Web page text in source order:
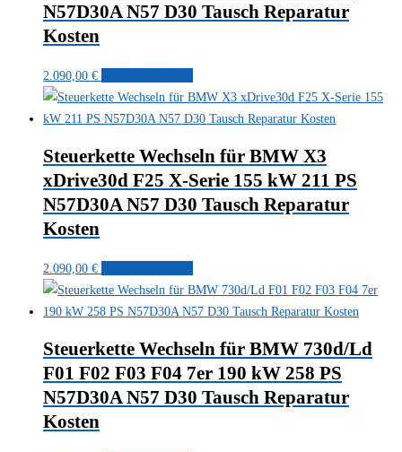
N57D30A N57 D30 Tausch Reparatur
Kosten
2.090,00 €
Steuerkette Wechseln für BMW X3
xDrive30d F25 X-Serie 155 kW 211 PS
N57D30A N57 D30 Tausch Reparatur
Kosten
2.090,00 €
Steuerkette Wechseln für BMW 730d/Ld
F01 F02 F03 F04 7er 190 kW 258 PS
N57D30A N57 D30 Tausch Reparatur
Kosten